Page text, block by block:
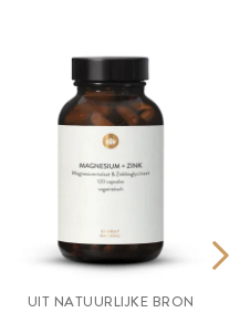
UIT NATUURLIJKE BRON